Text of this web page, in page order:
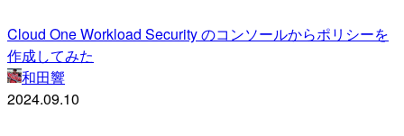
Cloud One Workload Security のコンソールからポリシーを
作成してみた
和田響
2024.09.10